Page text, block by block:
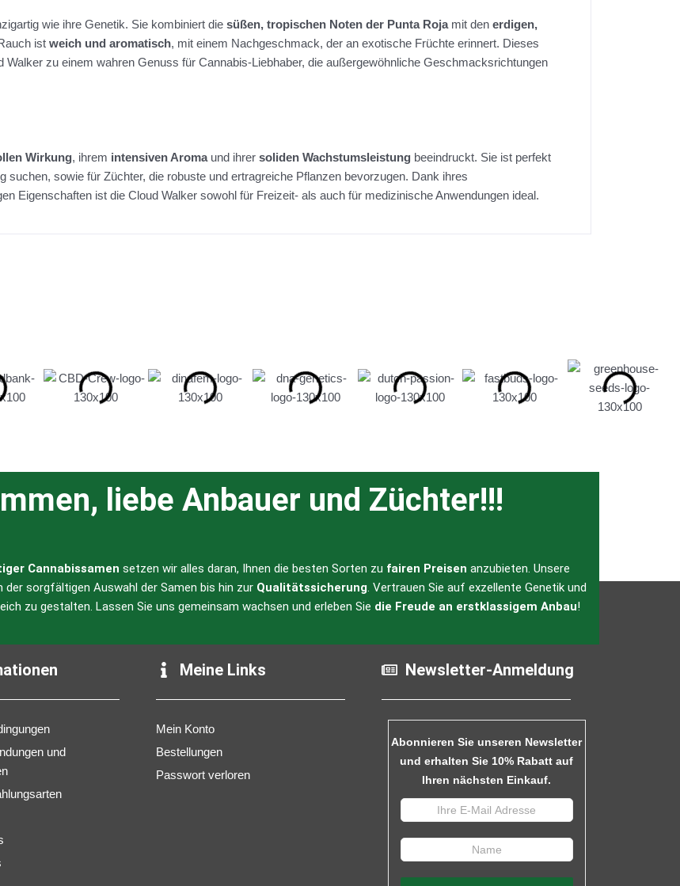
wie ihre Genetik. Sie kombiniert die süßen, tropischen Noten der Punta Rojamit den erdigen,
ist weich und aromatisch, mit einem Nachgeschmack, der an exotische Früchte erinnert. Dieses
zu einem wahren Genuss für Cannabis-Liebhaber, die außergewöhnliche Geschmacksrichtungen
Wirkung, ihrem intensiven Aromaund ihrer soliden Wachstumsleistung beeindruckt. Sie ist perfekt
suchen, sowie für Züchter, die robuste und ertragreiche Pflanzen bevorzugen. Dank ihres
Eigenschaften ist die Cloud Walker sowohl für Freizeit- als auch für medizinische Anwendungen ideal.
liebe Anbauer und Züchter!!!
Cannabissamen setzen wir alles daran, Ihnen die besten Sorten zu fairen Preisen anzubieten. Unsere
sorgfältigen Auswahl der Samen bis hin zur Qualitätssicherung. Vertrauen Sie auf exzellente Genetik und
zu gestalten. Lassen Sie uns gemeinsam wachsen und erleben Sie die Freude an erstklassigem Anbau!
und
Meine Links
Mein Konto
Bestellungen
Passwort verloren
Newsletter-Anmeldung
Abonnieren Sie unseren Newsletter
und erhalten Sie 10% Rabatt auf
Ihren nächsten Einkauf.